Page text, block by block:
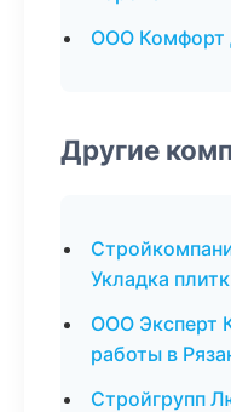
ООО Комфорт
Другие
Укладка
ООО Эксперт
работы в
Стройгрупп